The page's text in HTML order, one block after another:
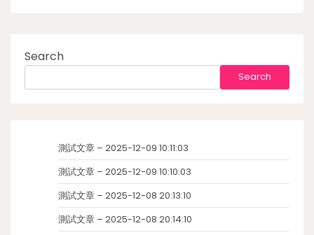
Search
Search
測試文章 – 2025-12-09 10:11:03
測試文章 – 2025-12-09 10:10:03
測試文章 – 2025-12-08 20:13:10
測試文章 – 2025-12-08 20:14:10